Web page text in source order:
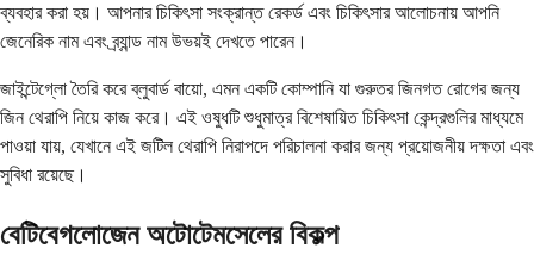
ব্যবহার করা হয়। আপনার চিকিৎসা সংক্রান্ত রেকর্ড এবং চিকিৎসার আলোচনায় আপনি
জেনেরিক নাম এবং ব্র্যান্ড নাম উভয়ই দেখতে পারেন।
জাইন্টেগ্লো তৈরি করে ব্লুবার্ড বায়ো, এমন একটি কোম্পানি যা গুরুতর জিনগত রোগের জন্য
জিন থেরাপি নিয়ে কাজ করে। এই ওষুধটি শুধুমাত্র বিশেষায়িত চিকিৎসা কেন্দ্রগুলির মাধ্যমে
পাওয়া যায়, যেখানে এই জটিল থেরাপি নিরাপদে পরিচালনা করার জন্য প্রয়োজনীয় দক্ষতা এবং
সুবিধা রয়েছে।
বেটিবেগলোজেন অটোটেমসেলের বিকল্প